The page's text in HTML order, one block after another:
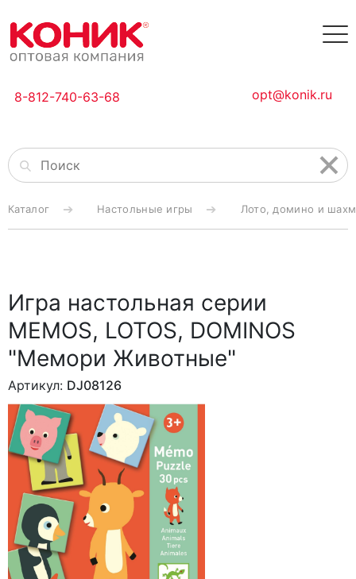
8-812-740-63-68 opt@konik.ru
Каталог Настольные игры Лото, домино и
Игра настольная серии
MEMOS, LOTOS, DOMINOS
"Мемори Животные"
Артикул: DJ08126